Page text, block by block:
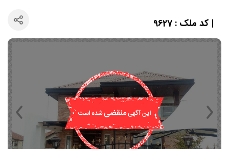
| کد ملک : 9627